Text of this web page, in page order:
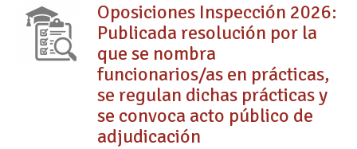
Oposiciones Inspección 2026:
Publicada resolución por la
que se nombra
funcionarios/as en prácticas,
se regulan dichas prácticas y
se convoca acto público de
adjudicación